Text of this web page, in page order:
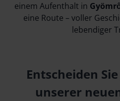
einem Aufenthalt in
eine Route – voller
lebendiger
Entscheiden
unserer